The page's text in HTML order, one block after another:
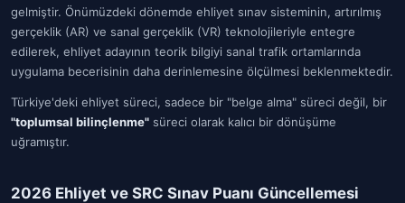
gelmiştir. Önümüzdeki dönemde ehliyet sınav sisteminin, artırılmış
gerçeklik (AR) ve sanal gerçeklik (VR) teknolojileriyle entegre
edilerek, ehliyet adayının teorik bilgiyi sanal trafik ortamlarında
uygulama becerisinin daha derinlemesine ölçülmesi beklenmektedir.
Türkiye'deki ehliyet süreci, sadece bir "belge alma" süreci değil, bir
"toplumsal bilinçlenme" süreci olarak kalıcı bir dönüşüme
uğramıştır.
2026 Ehliyet ve SRC Sınav Puanı Güncellemesi